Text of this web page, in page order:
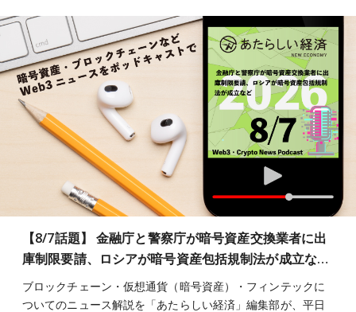
【8/7話題】 金融庁と警察庁が暗号資産交換業者に出
庫制限要請、ロシアが暗号資産包括規制法が成立な…
ブロックチェーン・仮想通貨（暗号資産）・フィンテックに
ついてのニュース解説を「あたらしい経済」編集部が、平日